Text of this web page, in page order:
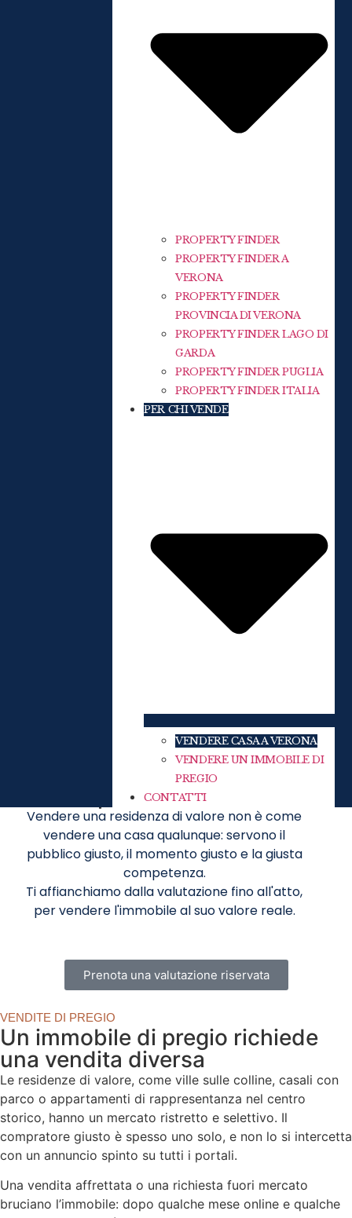
PROPERTY FINDER
PROPERTY FINDER A
VERONA
PROPERTY FINDER
PROVINCIA DI VERONA
PROPERTY FINDER LAGO DI
GARDA
PROPERTY FINDER PUGLIA
PROPERTY FINDER ITALIA
PER CHI VENDE
VENDERE CASA A VERONA
VENDERE UN IMMOBILE DI
PREGIO
CONTATTI
Vendere un immobile di pregio a
Verona e provincia
Vendere una residenza di valore non è come
vendere una casa qualunque: servono il
pubblico giusto, il momento giusto e la giusta
competenza.
Ti affianchiamo dalla valutazione fino all'atto,
per vendere l'immobile al suo valore reale.
Prenota una valutazione riservata
VENDITE DI PREGIO
Un immobile di pregio richiede
una vendita diversa
Le residenze di valore, come ville sulle colline, casali con
parco o appartamenti di rappresentanza nel centro
storico, hanno un mercato ristretto e selettivo. Il
compratore giusto è spesso uno solo, e non lo si intercetta
con un annuncio spinto su tutti i portali.
Una vendita affrettata o una richiesta fuori mercato
bruciano l’immobile: dopo qualche mese online e qualche